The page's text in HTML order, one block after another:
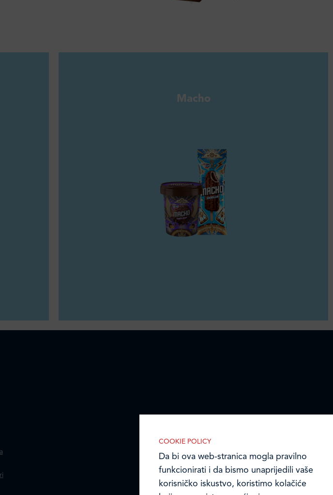
Macho
COOKIE POLICY
Da bi ova web-stranica mogla pravilno
funkcionirati i da bismo unaprijedili vaše
korisničko iskustvo, koristimo kolačiće